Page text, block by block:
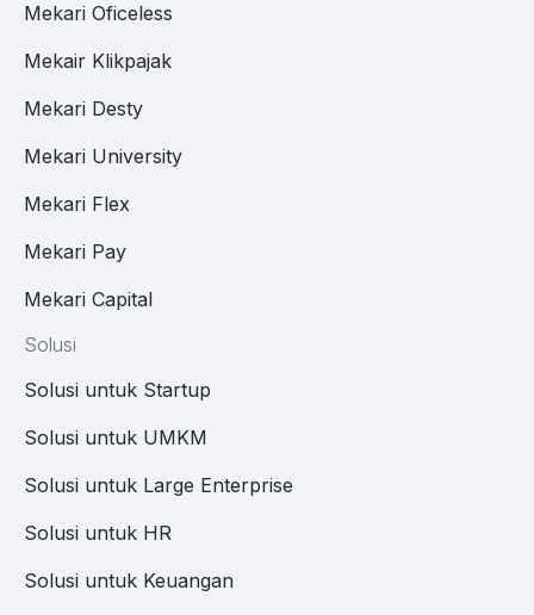
Mekari Oficeless
Mekair Klikpajak
Mekari Desty
Mekari University
Mekari Flex
Mekari Pay
Mekari Capital
Solusi
Solusi untuk Startup
Solusi untuk UMKM
Solusi untuk Large Enterprise
Solusi untuk HR
Solusi untuk Keuangan